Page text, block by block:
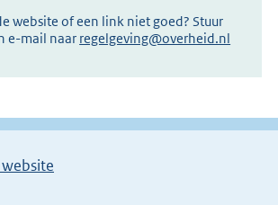
website of een link niet goed? Stuur
e-mail naar regelgeving@overheid.nl